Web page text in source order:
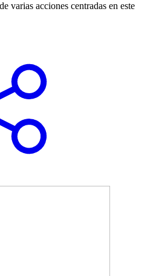
varias acciones centradas en este